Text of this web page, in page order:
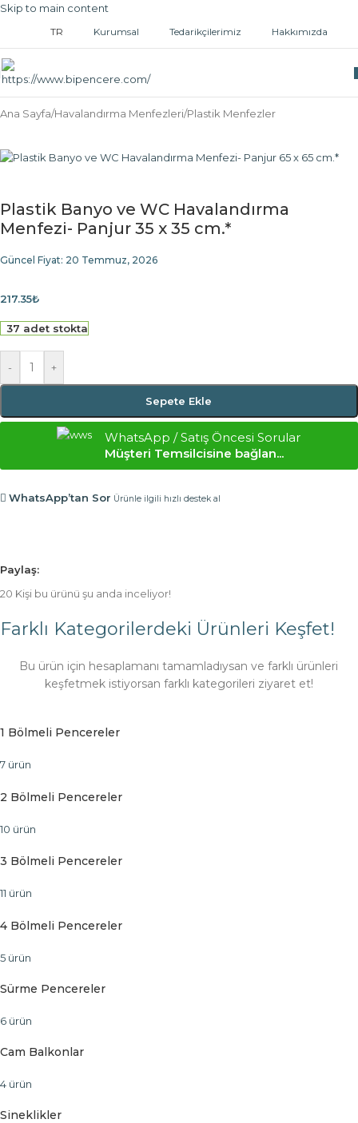
Skip to main content
TR Kurumsal Tedarikçilerimiz Hakkımızda
Ana Sayfa/Havalandırma Menfezleri/Plastik Menfezler
Plastik Banyo ve WC Havalandırma
Menfezi- Panjur 35 x 35 cm.*
Güncel Fiyat: 20 Temmuz, 2026
217.35₺
37 adet stokta
- +
Sepete Ekle
WhatsApp / Satış Öncesi Sorular
Müşteri Temsilcisine bağlan...
WhatsApp’tan Sor Ürünle ilgili hızlı destek al
Paylaş:
20 Kişi bu ürünü şu anda inceliyor!
Farklı Kategorilerdeki Ürünleri Keşfet!
Bu ürün için hesaplamanı tamamladıysan ve farklı ürünleri
keşfetmek istiyorsan farklı kategorileri ziyaret et!
1 Bölmeli Pencereler
7 ürün
2 Bölmeli Pencereler
10 ürün
3 Bölmeli Pencereler
11 ürün
4 Bölmeli Pencereler
5 ürün
Sürme Pencereler
6 ürün
Cam Balkonlar
4 ürün
Sineklikler